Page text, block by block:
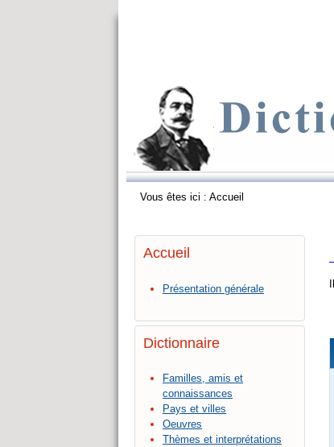
Vous êtes ici : Accueil
Accueil
Présentation générale
Dictionnaire
Familles, amis et
connaissances
Pays et villes
Oeuvres
Thèmes et interprétations